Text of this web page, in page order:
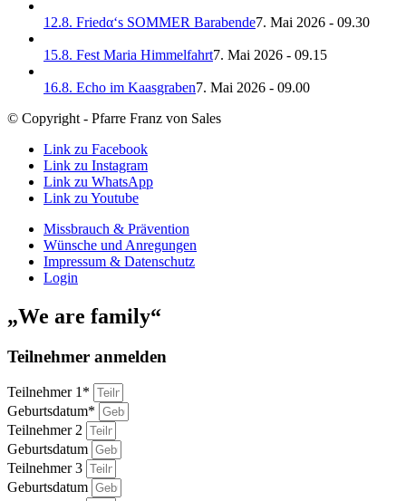
12.8. Friedα‘s SOMMER Barabende7. Mai 2026 - 09.30
15.8. Fest Maria Himmelfahrt7. Mai 2026 - 09.15
16.8. Echo im Kaasgraben7. Mai 2026 - 09.00
© Copyright - Pfarre Franz von Sales
Link zu Facebook
Link zu Instagram
Link zu WhatsApp
Link zu Youtube
Missbrauch & Prävention
Wünsche und Anregungen
Impressum & Datenschutz
Login
„We are family“
Teilnehmer anmelden
Teilnehmer 1*
Geburtsdatum*
Teilnehmer 2
Geburtsdatum
Teilnehmer 3
Geburtsdatum